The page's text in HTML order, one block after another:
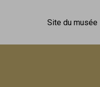
Site du musée
les informations d'aide à la